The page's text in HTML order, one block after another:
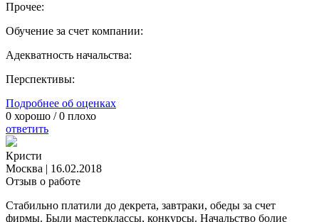
Прочее:
Обучение за счет компании:
Адекватность начальства:
Перспективы:
Подробнее об оценках
0 хорошо /0 плохо
ответить
Кристи
Москва | 16.02.2018
Отзыв о работе
Стабильно платили до декрета, завтраки, обеды за счет
фирмы. Были мастерклассы, конкурсы. Начальство болие